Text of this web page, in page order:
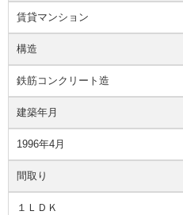
賃貸マンション
構造
鉄筋コンクリート造
建築年月
1996年4月
間取り
１ＬＤＫ